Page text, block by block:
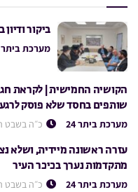
ביקור
מערכת ביתר 24
הקושיה החמישית | לקראת
שותפים בחסד שלא פוסק לרגע
מערכת ביתר 24 כ״ה בשבט
עזרה ראשונה מיידית, ושלא
מתקדמות נערך בכיכר העיר
מערכת ביתר 24 כ״ה בשבט